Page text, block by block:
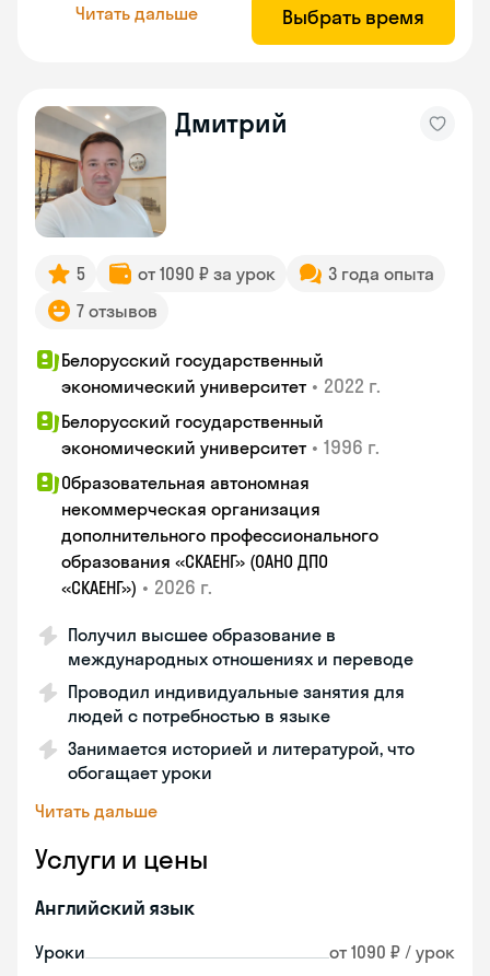
Читать дальше Выбрать время
Дмитрий
5 от 1090 ₽ за урок
3 года опыта
7 отзывов
Белорусский государственный
экономический университет • 2022 г.
Белорусский государственный
экономический университет • 1996 г.
Образовательная автономная
некоммерческая организация
дополнительного профессионального
образования «СКАЕНГ» (ОАНО ДПО
«СКАЕНГ») • 2026 г.
Получил высшее образование в
международных отношениях и переводе
Проводил индивидуальные занятия для
людей с потребностью в языке
Занимается историей и литературой, что
обогащает уроки
Читать дальше
Услуги и цены
Английский язык
Уроки от 1090 ₽ / урок